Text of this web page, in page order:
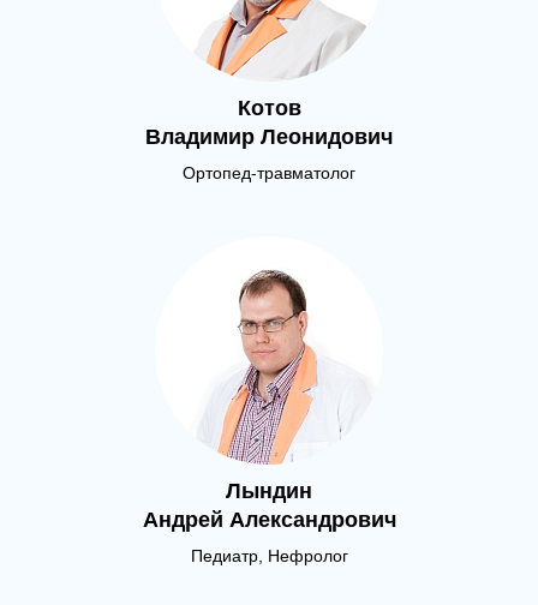
Котов
Владимир Леонидович
Ортопед-травматолог
Лындин
Андрей Александрович
Педиатр, Нефролог